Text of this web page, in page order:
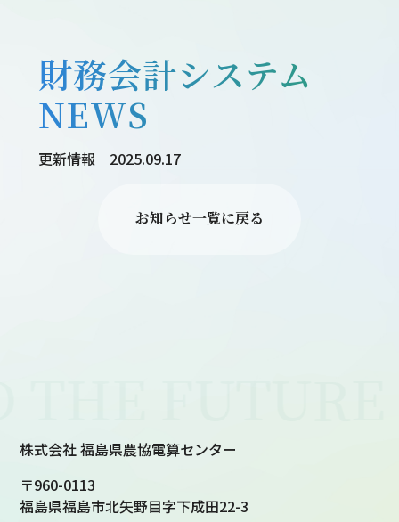
財務会計システム
NEWS
更新情報2025.09.17
お知らせ一覧に戻る
ゲ
ー
株式会社 福島県農協電算センター
〒960-0113
福島県福島市北矢野目字下成田22-3